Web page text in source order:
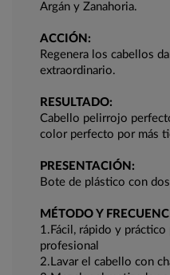
Argán y Zanahoria.
ACCIÓN:
Regenera los cabellos
extraordinario.
RESULTADO:
Cabello pelirrojo
color perfecto por más
PRESENTACIÓN:
Bote de plástico con
MÉTODO Y
1.Fácil, rápido y práctico
profesional
2.Lavar el cabello con